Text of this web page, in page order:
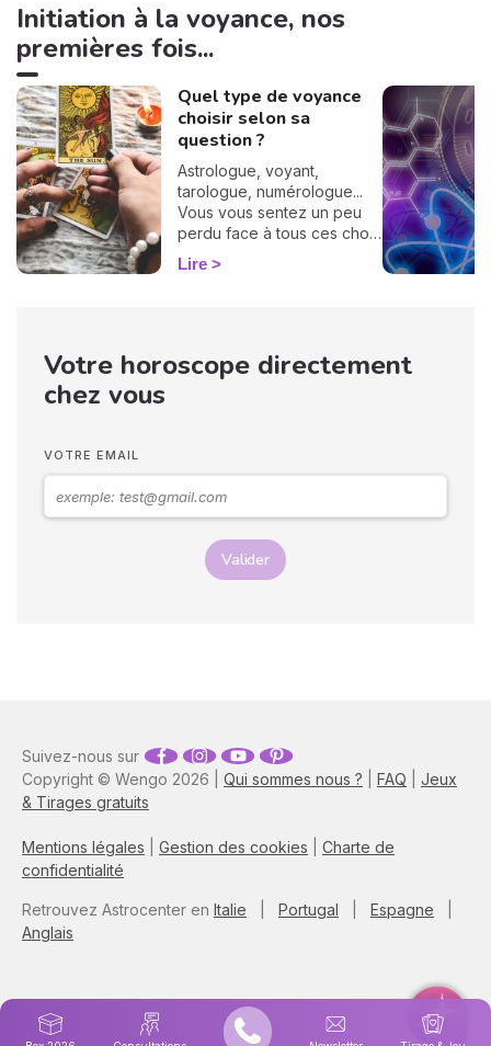
Initiation à la voyance, nos
premières fois...
Quel type de voyance
choisir selon sa
question ?
Astrologue, voyant,
tarologue, numérologue...
Vous vous sentez un peu
perdu face à tous ces choix
pour obtenir LA réponse à
votre question existentielle
démêler votre vie
amoureuse, à savoir si vous
Lire
Votre horoscope directement
chez vous
VOTRE EMAIL
Valider
Copyright © Wengo 2026 | Qui sommes nous ? FAQ
Jeux
& Tirages gratuits
Mentions légales Gestion des cookies
Charte de
confidentialité
Suivez-nous sur
Retrouvez Astrocenter en Italie Portugal Espagne
Anglais